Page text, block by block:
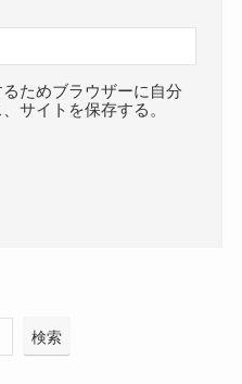
ためブラウザーに自分
サイトを保存する。
検索